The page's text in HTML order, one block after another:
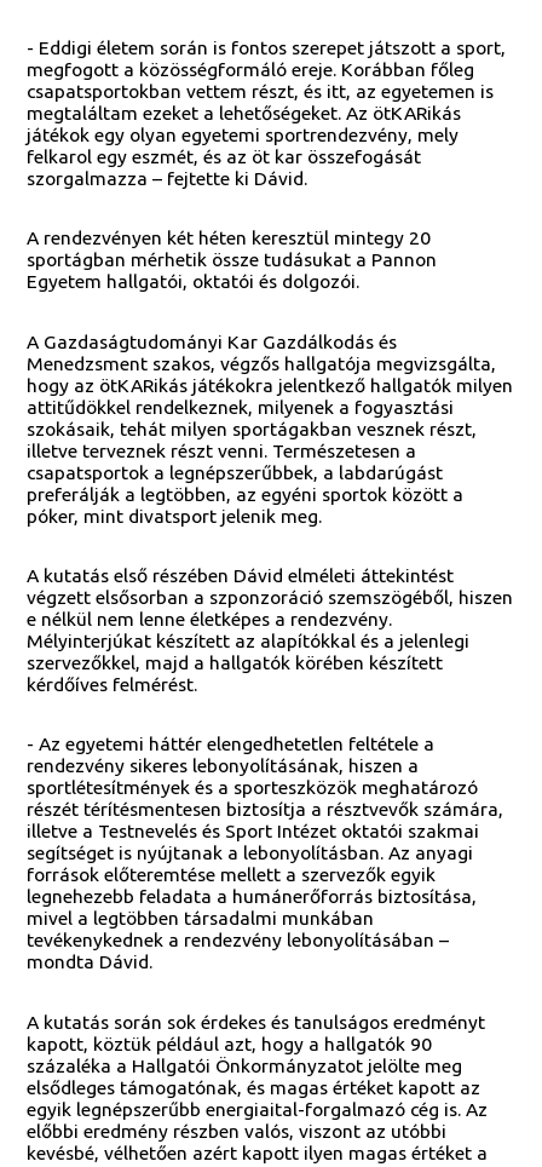
- Eddigi életem során is fontos szerepet játszott a sport,
megfogott a közösségformáló ereje. Korábban főleg
csapatsportokban vettem részt, és itt, az egyetemen is
megtaláltam ezeket a lehetőségeket. Az ötKARikás
játékok egy olyan egyetemi sportrendezvény, mely
felkarol egy eszmét, és az öt kar összefogását
szorgalmazza – fejtette ki Dávid.
A rendezvényen két héten keresztül mintegy 20
sportágban mérhetik össze tudásukat a Pannon
Egyetem hallgatói, oktatói és dolgozói.
A Gazdaságtudományi Kar Gazdálkodás és
Menedzsment szakos, végzős hallgatója megvizsgálta,
hogy az ötKARikás játékokra jelentkező hallgatók milyen
attitűdökkel rendelkeznek, milyenek a fogyasztási
szokásaik, tehát milyen sportágakban vesznek részt,
illetve terveznek részt venni. Természetesen a
csapatsportok a legnépszerűbbek, a labdarúgást
preferálják a legtöbben, az egyéni sportok között a
póker, mint divatsport jelenik meg.
A kutatás első részében Dávid elméleti áttekintést
végzett elsősorban a szponzoráció szemszögéből, hiszen
e nélkül nem lenne életképes a rendezvény.
Mélyinterjúkat készített az alapítókkal és a jelenlegi
szervezőkkel, majd a hallgatók körében készített
kérdőíves felmérést.
- Az egyetemi háttér elengedhetetlen feltétele a
rendezvény sikeres lebonyolításának, hiszen a
sportlétesítmények és a sporteszközök meghatározó
részét térítésmentesen biztosítja a résztvevők számára,
illetve a Testnevelés és Sport Intézet oktatói szakmai
segítséget is nyújtanak a lebonyolításban. Az anyagi
források előteremtése mellett a szervezők egyik
legnehezebb feladata a humánerőforrás biztosítása,
mivel a legtöbben társadalmi munkában
tevékenykednek a rendezvény lebonyolításában –
mondta Dávid.
A kutatás során sok érdekes és tanulságos eredményt
kapott, köztük például azt, hogy a hallgatók 90
százaléka a Hallgatói Önkormányzatot jelölte meg
elsődleges támogatónak, és magas értéket kapott az
egyik legnépszerűbb energiaital-forgalmazó cég is. Az
előbbi eredmény részben valós, viszont az utóbbi
kevésbé, vélhetően azért kapott ilyen magas értéket a